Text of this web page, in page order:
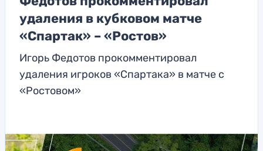
удаления в кубковом матче
«Спартак» – «Ростов»
Игорь Федотов прокомментировал
удаления игроков «Спартака» в матче с
«Ростовом»